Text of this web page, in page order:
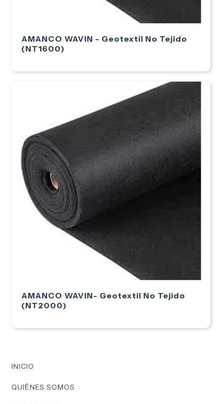
AMANCO WAVIN - Geotextil No Tejido
(NT1600)
AMANCO WAVIN- Geotextil No Tejido
(NT2000)
INICIO
QUIÉNES SOMOS